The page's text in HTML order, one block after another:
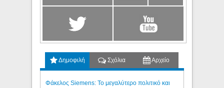
Δημοφιλή Σχόλια Αρχείο
Φάκελος Siemens: Το μεγαλύτερο πολιτικό και